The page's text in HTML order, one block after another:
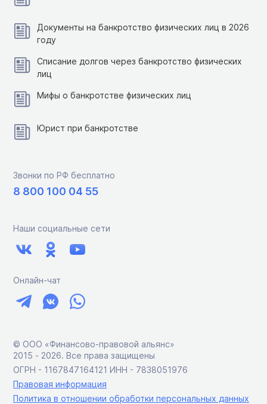
Документы на банкротство физических лиц в 2026
году
Списание долгов через банкротство физических
лиц
Мифы о банкротстве физических лиц
Юрист при банкротстве
Звонки по РФ бесплатно
8 800 100 04 55
Наши социальные сети
Онлайн-чат
© ООО «Финансово-правовой альянс»
2015 ‑ 2026. Все права защищены
ОГРН - 1167847164121 ИНН - 7838051976
Правовая информация
Политика в отношении обработки персональных данных